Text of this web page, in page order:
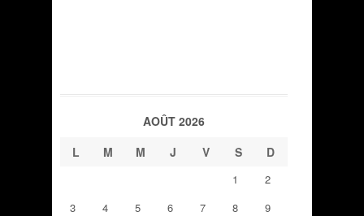
AOÛT 2026
L
M M J V S D
1
2
3
4 5 6 7 8
9